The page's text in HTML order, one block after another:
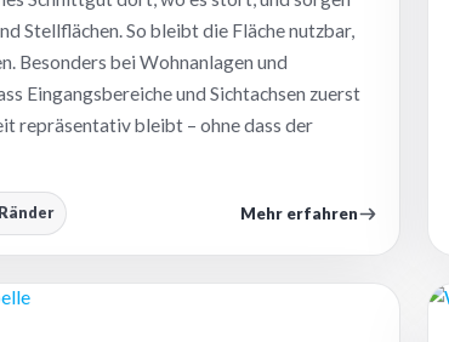
Stellflächen. So bleibt die Fläche nutzbar,
Besonders bei Wohnanlagen und
Eingangsbereiche und Sichtachsen zuerst
repräsentativ bleibt – ohne dass der
Mehr erfahren